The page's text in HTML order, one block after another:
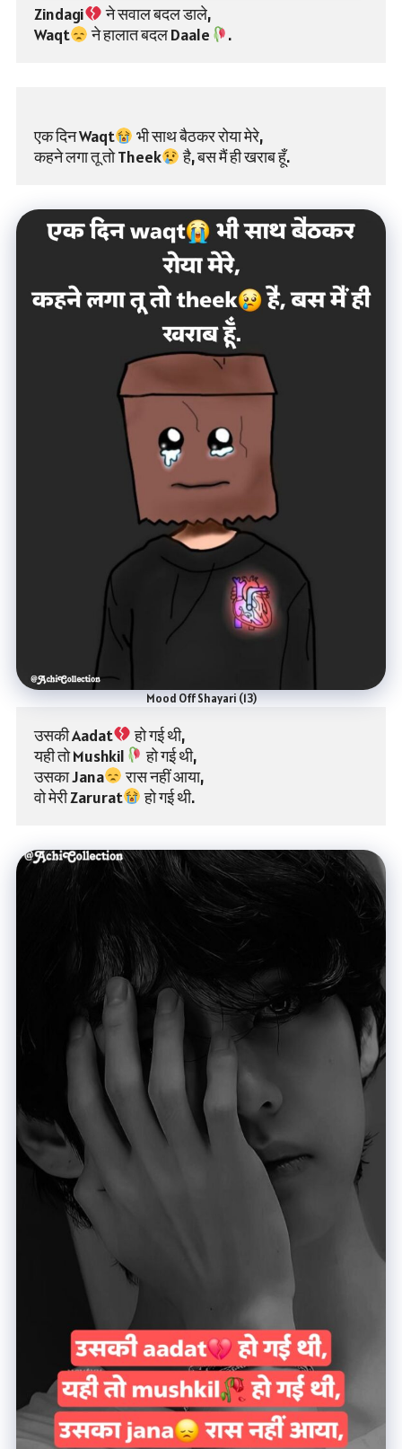
Zindagi
ने सवाल बदल डाले,
Waqt
ने हालात बदल Daale .
एक दिन Waqt
भी साथ बैठकर रोया मेरे,
कहने लगा तू तो Theek
है, बस मैं ही खराब हूँ.
Mood Off Shayari (13)
उसकी Aadat
हो गई थी,
यही तो Mushkil
हो गई थी,
उसका Jana
रास नहीं आया,
वो मेरी Zarurat
हो गई थी.